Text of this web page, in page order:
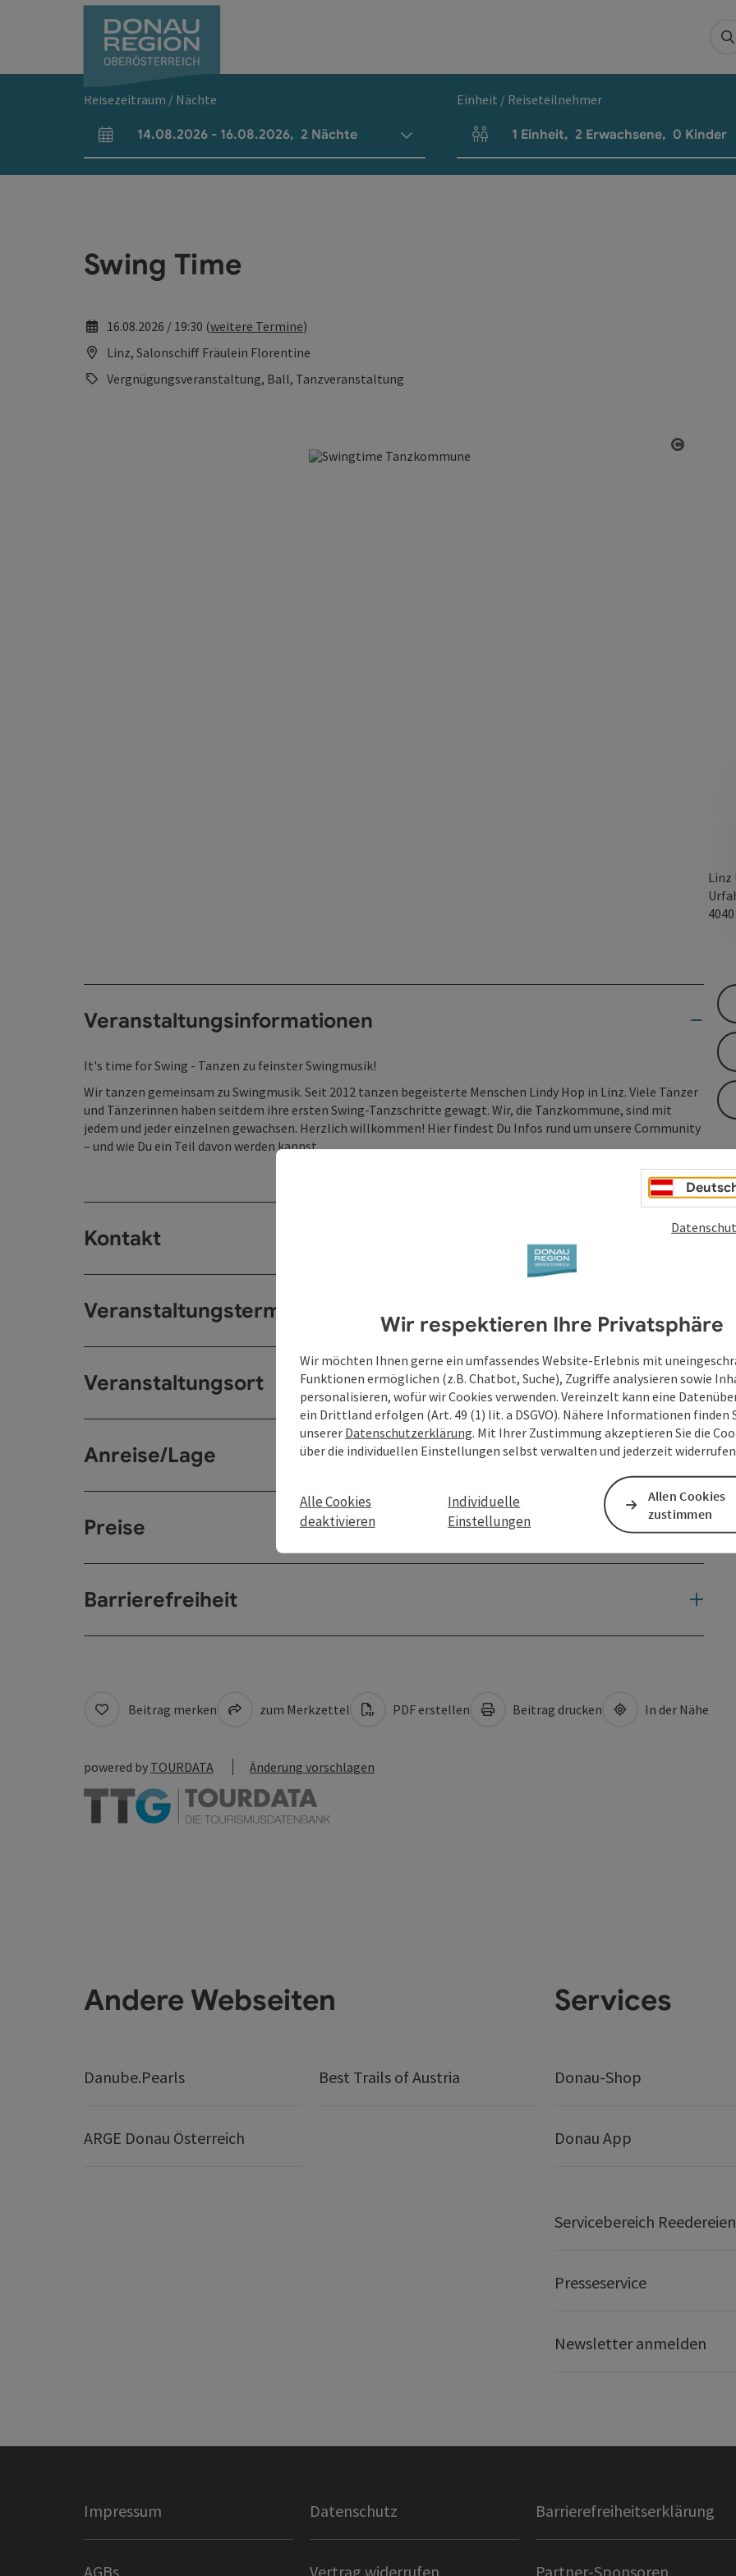
Reisezeitraum / Nächte
An- und Abreisefelder
14.08.2026 - 16.08.2026, 2 Nächte
Einheit / Reiseteilnehmer
Einheitenanzahl und Personenfelder
1 Einheit, 2 Erwachsene, 0 Kinder
Swing Time
16.08.2026 / 19:30 (weitere Termine)
Linz, Salonschiff Fräulein Florentine
Vergnügungsveranstaltung, Ball, Tanzveranstaltung
Linz
4040
Veranstaltungsinformationen
It's time for Swing - Tanzen zu feinster Swingmusik!
Wir tanzen gemeinsam zu Swingmusik. Seit 2012 tanzen begeisterte Menschen Lindy Hop in Linz. Viele Tänzer
und Tänzerinnen haben seitdem ihre ersten Swing-Tanzschritte gewagt. Wir, die Tanzkommune, sind mit
jedem und jeder einzelnen gewachsen. Herzlich willkommen! Hier findest Du Infos rund um unsere Community
– und wie Du ein Teil davon werden kannst.
Kontakt
Veranstaltungstermin/e
Veranstaltungsort
Anreise/Lage
Preise
Barrierefreiheit
Beitrag merken zum Merkzettel PDF erstellen Beitrag drucken In der Nähe
powered by TOURDATA Änderung vorschlagen
Andere Webseiten
Danube.Pearls Best Trails of Austria
ARGE Donau Österreich
Services
Donau-Shop
Donau App
Servicebereich Reedereien
Presseservice
Newsletter anmelden
Impressum Datenschutz Barrierefreiheitserklärung
AGBs Vertrag widerrufen Partner-Sponsoren
Wir respektieren Ihre Privatsphäre
Wir möchten Ihnen gerne ein umfassendes Website-Erlebnis mit
Funktionen ermöglichen (z.B. Chatbot, Suche), Zugriffe analysieren sowie
personalisieren, wofür wir Cookies verwenden. Vereinzelt kann eine
ein Drittland erfolgen (Art. 49 (1) lit. a DSGVO). Nähere Informationen finden
unserer Datenschutzerklärung. Mit Ihrer Zustimmung akzeptieren Sie die
über die individuellen Einstellungen selbst verwalten und jederzeit
Alle Cookies
deaktivieren
Individuelle
Einstellungen
Allen Cookies
zustimmen